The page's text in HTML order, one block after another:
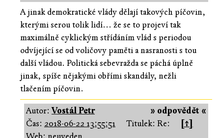
A jinak demokratické vlády dělají takových píčovin,
kterými serou tolik lidí... že se to projeví tak
maximálně cyklickým střídáním vlád s periodou
odvíjející se od voličovy paměti a nasranosti s tou
další vládou. Politická sebevražda se páchá úplně
jinak, spíše nějakými obřími skandály, nežli
tlačením píčovin.
» odpovědět «
Autor:Vostál Petr
Čas: 2018-06-22 13:55:51 Titulek: Re:
[↑]